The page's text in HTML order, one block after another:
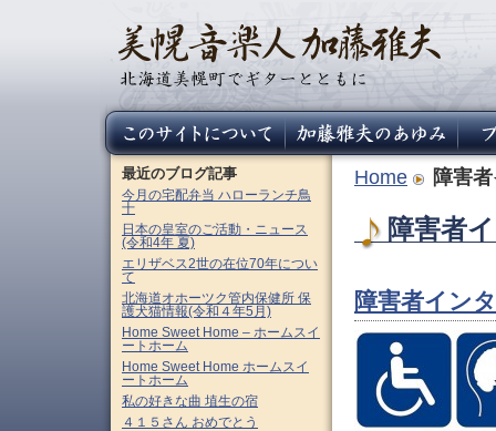
Home 障害
障害者
障害者イン
最近のブログ記事
今月の宅配弁当 ハローランチ鳥
十
日本の皇室のご活動・ニュース
(令和4年 夏)
エリザベス2世の在位70年につい
て
北海道オホーツク管内保健所 保
護犬猫情報(令和４年5月)
Home Sweet Home – ホームスイ
ートホーム
Home Sweet Home ホームスイ
ートホーム
私の好きな曲 埴生の宿
４１５さん おめでとう